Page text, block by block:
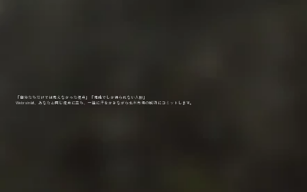
「自分たちだけでは見えなかった視点」「現地でしか得られない人脈」
Webrainは、あなたと同じ視点に立ち、一緒に汗をかきながら北米市場の成功にコミットします。